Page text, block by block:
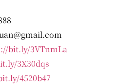
bit.ly/3VTnmLa
3X30dqs
4520b47